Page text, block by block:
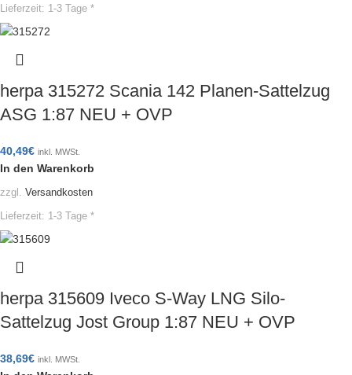
Lieferzeit: 1-3 Tage *
herpa 315272 Scania 142 Planen-Sattelzug
ASG 1:87 NEU + OVP
40,49€ inkl. MWSt.
In den Warenkorb
zzgl. Versandkosten
Lieferzeit: 1-3 Tage *
herpa 315609 Iveco S-Way LNG Silo-
Sattelzug Jost Group 1:87 NEU + OVP
38,69€ inkl. MWSt.